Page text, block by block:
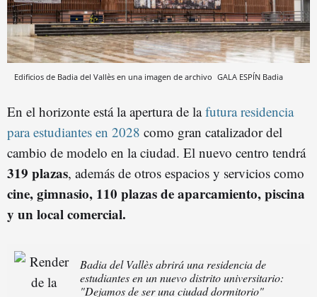
Edificios de Badia del Vallès en una imagen de archivo GALA ESPÍN Badia
En el horizonte está la apertura de lafutura residencia
para estudiantes en 2028 como gran catalizador del
cambio de modelo en la ciudad. El nuevo centro tendrá
319 plazas, además de otros espacios y servicios como
cine, gimnasio, 110 plazas de aparcamiento, piscina
y un local comercial.
Badia del Vallès abrirá una residencia de
estudiantes en un nuevo distrito universitario:
"Dejamos de ser una ciudad dormitorio"